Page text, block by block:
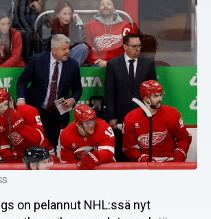
on pelannut NHL:ssä nyt